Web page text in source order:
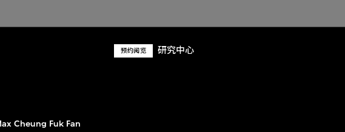
预约阅览 研究中心
Cheung Fuk Fan